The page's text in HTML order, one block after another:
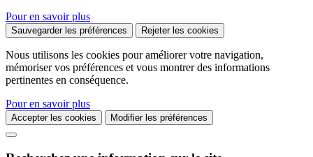
Pour en savoir plus
Sauvegarder les préférences Rejeter les cookies
Nous utilisons les cookies pour améliorer votre navigation,
mémoriser vos préférences et vous montrer des informations
pertinentes en conséquence.
Pour en savoir plus
Accepter les cookies Modifier les préférences